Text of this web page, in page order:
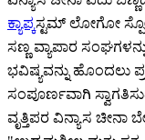
ಕ್ಯಾಪ್ಕಸ್ಟಮ್ ಲೋಗೋ
ಸಣ್ಣ ವ್ಯಾಪಾರ
ಭವಿಷ್ಯವನ್ನು ಹೊಂದಲು
ಸಂಪೂರ್ಣವಾಗಿ
ವೃತ್ತಿಪರ ವಿನ್ಯಾಸ ಚೀನಾ